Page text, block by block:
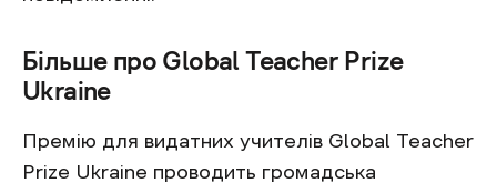
Більше про Global Teacher Prize
Ukraine
Премію для видатних учителів Global Teacher
Prize Ukraine проводить громадська